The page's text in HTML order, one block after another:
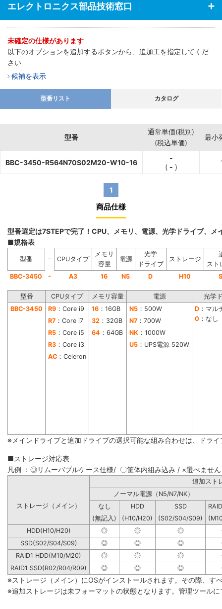
エレクトロニクス部品技術窓口
未確定の仕様があります
以下のオプションを追加するボタンから、追加工を指定してくだ
さい
候補を表示
型番リスト カタログ
型番
通常単価(税別)
(税込単価)
最小
BBC-3450-R564N70S02M20-W10-16
-
( - )
1
商品仕様
型番選定は7STEPで完了！CPU、メモリ、電源、光学ドライブ、
■規格表
型番 − CPUタイプ
メモリ
容量
電源
光学
ドライブ
ストレージ
スト
BBC-3450
- A3 16 N5 D H10
型番 CPUタイプ メモリ容量 電源
光学
BBC-3450
R9 ：Core i9 16 ：16GB N5 ：500W D ：マル
0 ：なし
R7 ：Core i7 32 ：32GB N7 ：700W
R5 ：Core i5 64 ：64GB NK ：1000W
R3 ：Core i3 U5 ：UPS電源 520W
AC ：Celeron
※メインドライブと追加ドライブの選択可能な組み合わせは、ドラ
■ストレージ対応表
凡例 ：◎リムーバブルケース仕様/ 〇筐体内組み込み / ×選べません
追
ノーマル電源（N5/N7/NK）
ストレージ（メイン）
なし HDD SSD
(無記入)
(H10/H20) (S02/S04/S09)
HDD(H10/H20)
◎ ◎ ◎
SSD(S02/S04/S09)
◎ ◎ ◎
RAID1 HDD(M10/M20)
◎ ◎ ◎
RAID1 SSD(R02/R04/R09)
◎ ◎ ◎
※ストレージ（メイン）にOSがインストールされます。その際、す
※追加ストレージは未フォーマットの状態となります。管理ツール